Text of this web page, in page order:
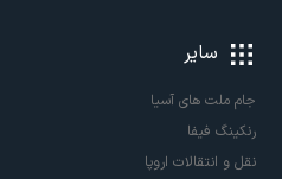
سایر
جام ملت های آسیا
رنکینگ فیفا
نقل و انتقالات اروپا